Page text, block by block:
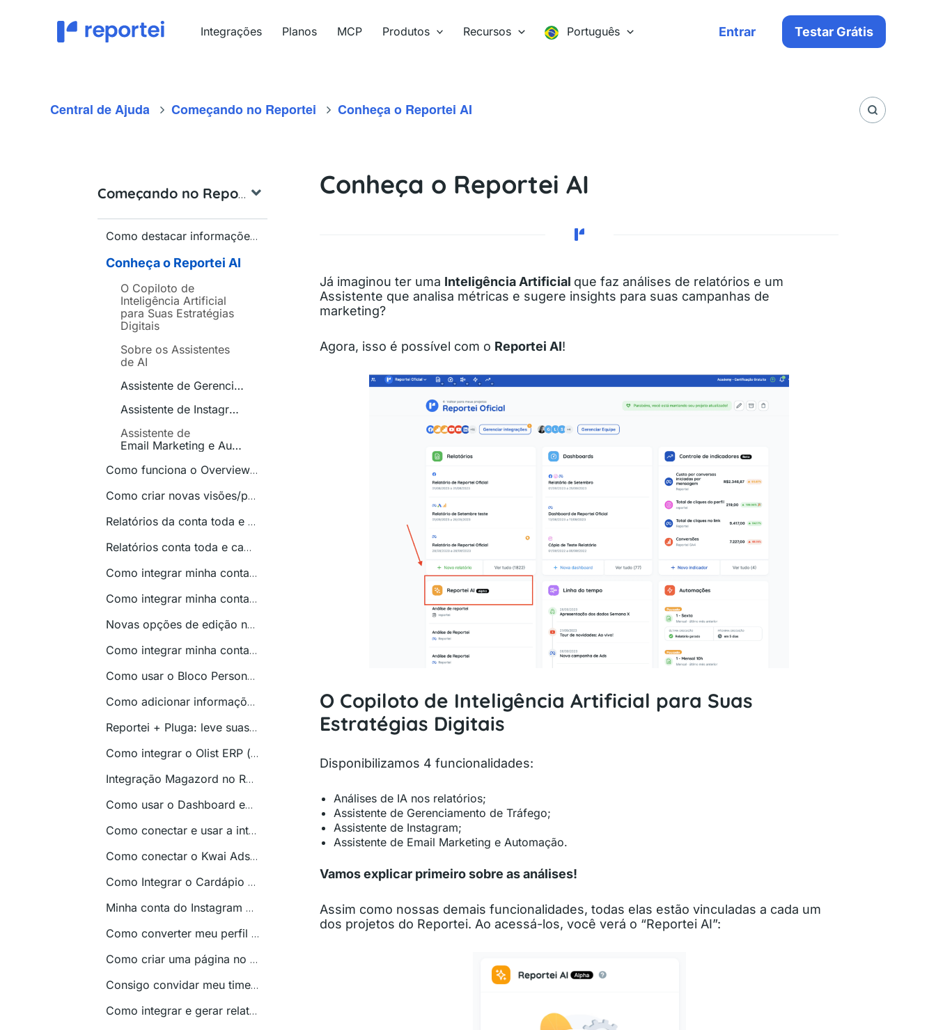
Integrações Planos MCP Produtos Recursos Português Entrar Testar Grátis
Central de Ajuda Começando no Reportei Conheça o Reportei AI
Começando no Reportei
Como destacar informações importantes nos relatórios e dashboards do Reportei?
Conheça o Reportei AI
O Copiloto de
Inteligência Artificial
para Suas Estratégias
Digitais
Sobre os Assistentes
de AI
Assistente de Gerenciamento de Tráfego
Assistente de Instagram
Assistente de
Email Marketing e Automações
Como funciona o Overview? [COMPLETO]
Como criar novas visões/páginas e adicionar métricas no Overview
Relatórios da conta toda e campanhas específicas
Relatórios conta toda e campanhas específicas
Como integrar minha conta do WooCommerce?
Como integrar minha conta do Hotmart?
Novas opções de edição no detalhamento de Campanha/Pipeline
Como integrar minha conta do Nuvemshop?
Como usar o Bloco Personalizado?
Como adicionar informações em formato de texto, imagens e links nos relatórios e dashboards do Reportei?
Reportei + Pluga: leve suas automações para o próximo nível
Como integrar o Olist ERP (antigo Tiny) no Reportei
Integração Magazord no Reportei
Como usar o Dashboard em Tempo Real no Reportei
Como conectar e usar a integração da Klaviyo no Reportei: guia completo
Como conectar o Kwai Ads ao Reportei
Como Integrar o Cardápio Web no Reportei
Minha conta do Instagram não preenche os requisitos para integração. O que fazer?
Como converter meu perfil pessoal do Instagram em perfil comercial?
Como criar uma página no LinkedIn?
Consigo convidar meu time para ter acesso ao Reportei?
Como integrar e gerar relatórios de Mailchimp?
Conheça o Reportei AI
Já imaginou ter uma Inteligência Artificial que faz análises de relatórios e um
Assistente que analisa métricas e sugere insights para suas campanhas de
marketing?
Agora, isso é possível com o Reportei AI!
O Copiloto de Inteligência Artificial para Suas
Estratégias Digitais
Disponibilizamos 4 funcionalidades:
Análises de IA nos relatórios;
Assistente de Gerenciamento de Tráfego;
Assistente de Instagram;
Assistente de Email Marketing e Automação.
Vamos explicar primeiro sobre as análises!
Assim como nossas demais funcionalidades, todas elas estão vinculadas a cada um
dos projetos do Reportei. Ao acessá-los, você verá o “Reportei AI”: